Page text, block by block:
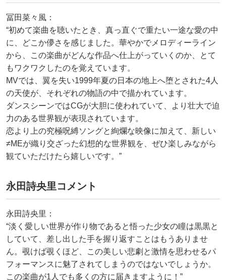
冨田菜々風：
“初めて楽曲を聴いたとき、真っ直ぐで重たい一途な愛の中
に、どこか儚さを感じました。華やかでメロディーライン
から、この楽曲がどんな作品へ仕上がっていくのか、とて
もワクワクしたのを覚えています。
MVでは、翼を失い1999年夏の日本の地上へ堕とされた4人
の天使が、それぞれの物語の中で描かれています。
ダンスシーンではCGが大胆に使われていて、より壮大で迫
力のある世界観が表現されています。
恋より上の究極呪縛ソングと絢爛な映像に加えて、新しい
≠MEが織り交ざった幻想的な世界観を、ぜひ楽しみながら
観ていただけたら嬉しいです。”
永田詩央里コメント
永田詩央里：
“淡く愛しい世界が作り物であると悟った少女の瞳は黒黒と
していて、差し出した手を握り返すことはもうありませ
ん。覗けば覗くほど、この美しい悲劇と激情を思わせるパ
フォーマンスに魅了されてしまうのではないでしょうか。
この楽曲が1人でも多くの方に届きますように！”